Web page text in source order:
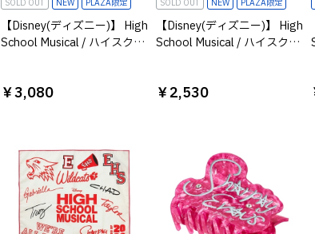
SOLD OUT NEW PLAZA限定
【Disney(ディズニー)】 High
School Musical / ハイスクー
￥3,080
SOLD OUT NEW PLAZA限定
【Disney(ディズニー)】 High
School Musical / ハイスクー
￥2,530